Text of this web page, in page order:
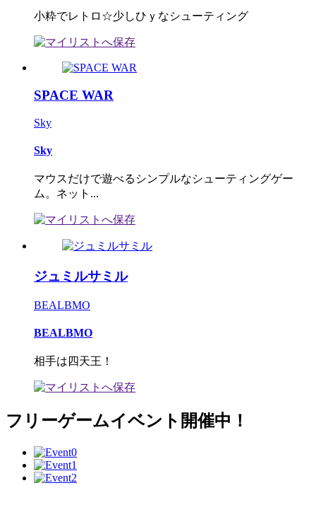
小粋でレトロ☆少しひｙなシューティング
SPACE WAR
Sky
Sky
マウスだけで遊べるシンプルなシューティングゲー
ム。ネット...
ジュミルサミル
BEALBMO
BEALBMO
相手は四天王！
フリーゲームイベント開催中！